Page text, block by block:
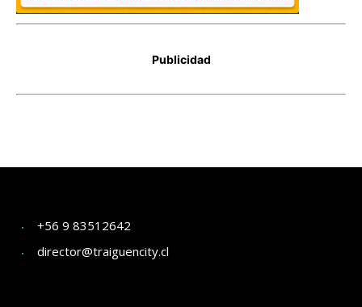
+56 9 83512642
director@traiguencity.cl